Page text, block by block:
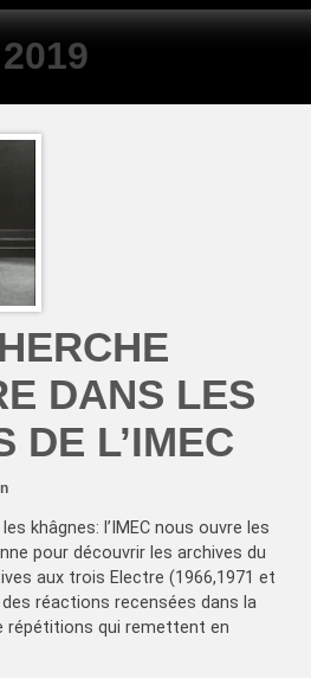
DANS LES
DE L’IMEC
khâgnes: l’IMEC nous ouvre les
pour découvrir les archives du
aux trois Electre (1966,1971 et
réactions recensées dans la
répétitions qui remettent en